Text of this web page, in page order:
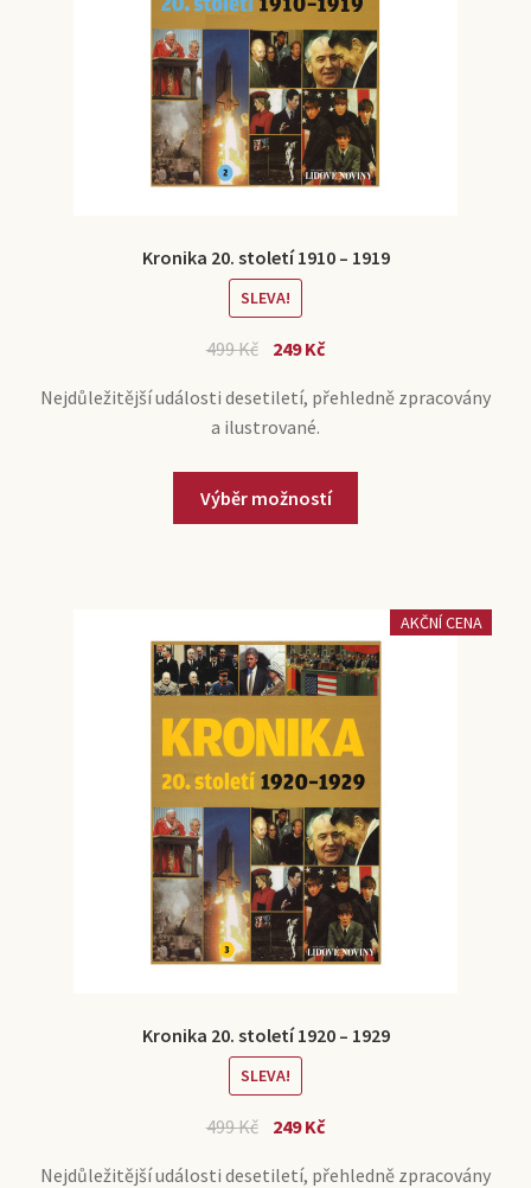
Kronika 20. století 1910 – 1919
SLEVA!
499Kč 249Kč
Nejdůležitější události desetiletí, přehledně zpracovány
a ilustrované.
Výběr možností
AKČNÍ CENA
Kronika 20. století 1920 – 1929
SLEVA!
499Kč 249Kč
Nejdůležitější události desetiletí, přehledně zpracovány